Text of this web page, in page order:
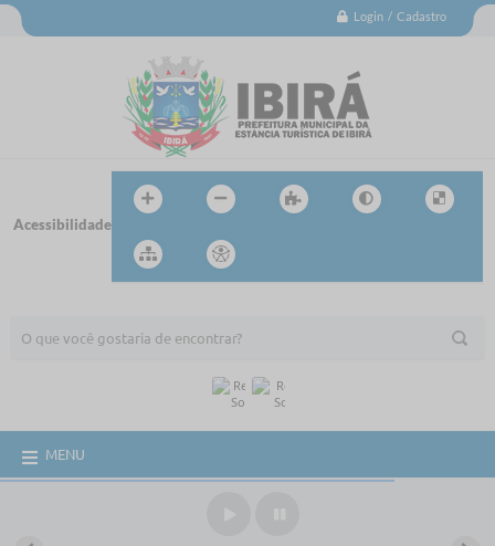
Login / Cadastro
Acessibilidade
MENU